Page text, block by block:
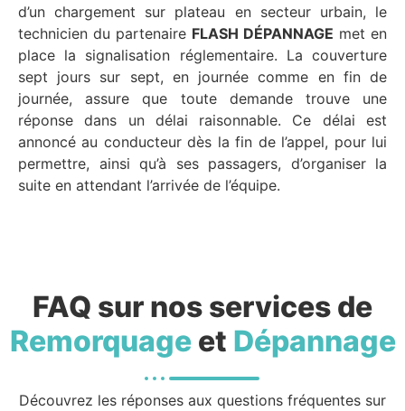
d’un chargement sur plateau en secteur urbain, le
technicien du partenaire FLASH DÉPANNAGE met en
place la signalisation réglementaire. La couverture
sept jours sur sept, en journée comme en fin de
journée, assure que toute demande trouve une
réponse dans un délai raisonnable. Ce délai est
annoncé au conducteur dès la fin de l’appel, pour lui
permettre, ainsi qu’à ses passagers, d’organiser la
suite en attendant l’arrivée de l’équipe.
FAQ sur nos services de
Remorquageet Dépannage
Découvrez les réponses aux questions fréquentes sur